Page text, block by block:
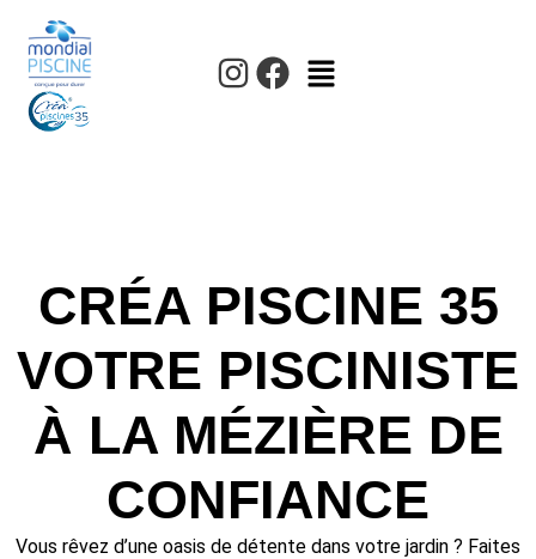
CRÉA PISCINE 35
VOTRE PISCINISTE
À LA MÉZIÈRE DE
CONFIANCE
Vous rêvez d’une oasis de détente dans votre jardin ? Faites